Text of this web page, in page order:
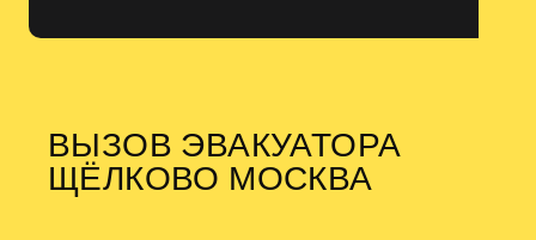
ВЫЗОВ ЭВАКУАТОРА
ЩЁЛКОВО МОСКВА